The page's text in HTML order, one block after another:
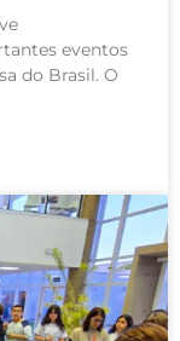
eventos
do Brasil. O